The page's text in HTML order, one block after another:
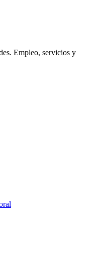
Empleo, servicios y